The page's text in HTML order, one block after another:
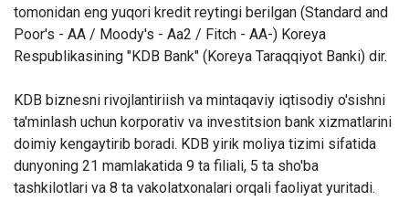
tomonidan eng yuqori kredit reytingi berilgan (Standard and
Poor's - AA / Moody's - Aa2 / Fitch - AA-) Koreya
Respublikasining "KDB Bank" (Koreya Taraqqiyot Banki) dir.
KDB biznesni rivojlantiriish va mintaqaviy iqtisodiy o'sishni
ta'minlash uchun korporativ va investitsion bank xizmatlarini
doimiy kengaytirib boradi. KDB yirik moliya tizimi sifatida
dunyoning 21 mamlakatida 9 ta filiali, 5 ta sho'ba
tashkilotlari va 8 ta vakolatxonalari orqali faoliyat yuritadi.